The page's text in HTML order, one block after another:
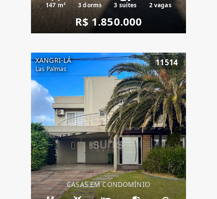
147 m² 3 dorms 3 suítes 2 vagas
R$ 1.850.000
XANGRI-LÁ
Las Palmas
11514
CASAS EM CONDOMÍNIO